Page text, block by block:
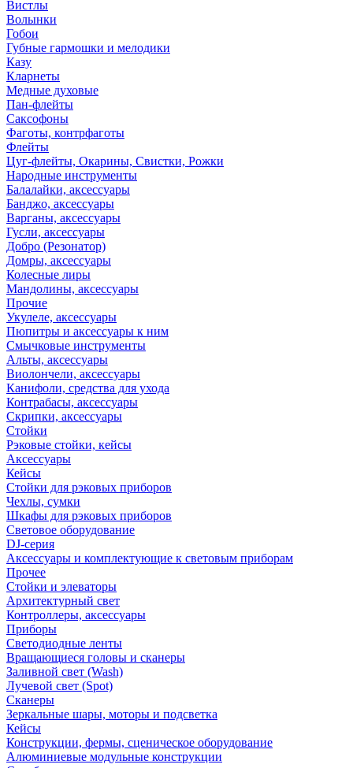
Вистлы
Волынки
Гобои
Губные гармошки и мелодики
Казу
Кларнеты
Медные духовые
Пан-флейты
Саксофоны
Фаготы, контрфаготы
Флейты
Цуг-флейты, Окарины, Свистки, Рожки
Народные инструменты
Балалайки, аксессуары
Банджо, аксессуары
Варганы, аксессуары
Гусли, аксессуары
Добро (Резонатор)
Домры, аксессуары
Колесные лиры
Мандолины, аксессуары
Прочие
Укулеле, аксессуары
Пюпитры и аксессуары к ним
Смычковые инструменты
Альты, аксессуары
Виолончели, аксессуары
Канифоли, средства для ухода
Контрабасы, аксессуары
Скрипки, аксессуары
Стойки
Рэковые стойки, кейсы
Аксессуары
Кейсы
Стойки для рэковых приборов
Чехлы, сумки
Шкафы для рэковых приборов
Световое оборудование
DJ-серия
Аксессуары и комплектующие к световым приборам
Прочее
Стойки и элеваторы
Архитектурный свет
Контроллеры, аксессуары
Приборы
Светодиодные ленты
Вращающиеся головы и сканеры
Заливной свет (Wash)
Лучевой свет (Spot)
Сканеры
Зеркальные шары, моторы и подсветка
Кейсы
Конструкции, фермы, сценическое оборудование
Алюминиевые модульные конструкции